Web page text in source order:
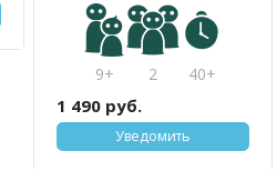
9+ 2 40+
1 490 руб.
Уведомить